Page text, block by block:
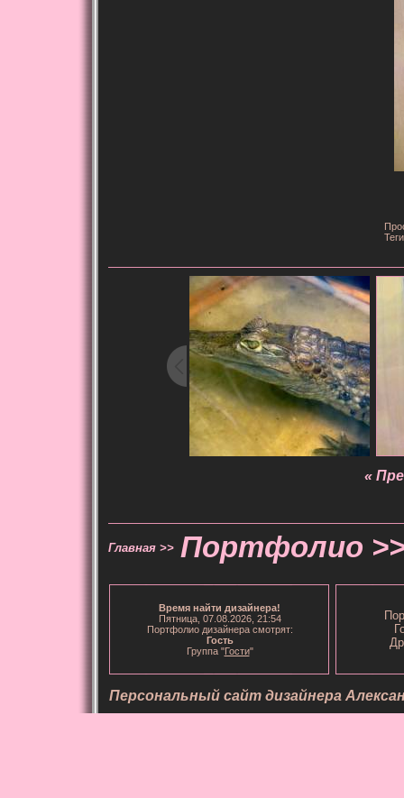
«
Главная >> Портфолио
Время найти дизайнера!
Пятница, 07.08.2026, 21:54
Портфолио дизайнера смотрят:
Гость
Группа "Гости"
Персональный сайт дизайнера